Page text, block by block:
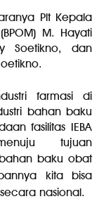
Plt Kepala
M. Hayati
Soetikno, dan
farmasi di
bahan baku
fasilitas IEBA
tujuan
baku obat
kita bisa
nasional.